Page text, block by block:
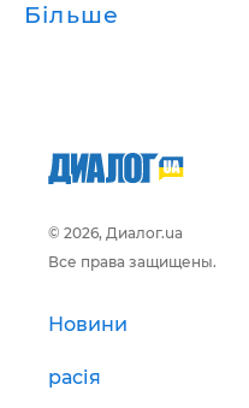
Більше
© 2026, Диалог.ua
Все права защищены.
Новини
расія